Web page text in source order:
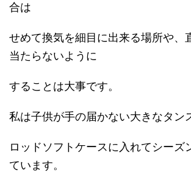
合は
せめて換気を細目に出来る場所や、
当たらないように
することは大事です。
私は子供が手の届かない大きなタン
ロッドソフトケースに入れてシーズ
ています。